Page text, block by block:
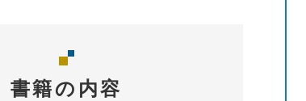
書籍の内容